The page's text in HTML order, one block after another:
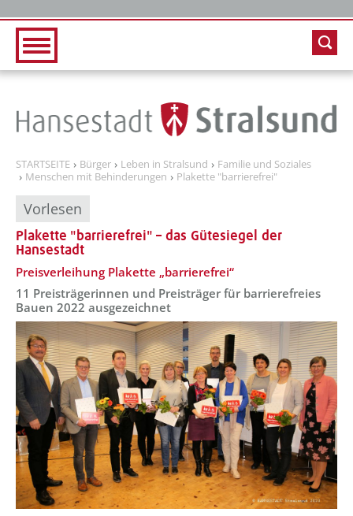
STARTSEITE Bürger Leben in Stralsund
Familie und Soziales
Menschen mit Behinderungen
Plakette "barrierefrei"
Vorlesen
Plakette "barrierefrei" – das Gütesiegel der
Hansestadt
??? absaetzeOben[1]/titel ???
Preisverleihung Plakette „barrierefrei“
11 Preisträgerinnen und Preisträger für barrierefreies
Bauen 2022 ausgezeichnet